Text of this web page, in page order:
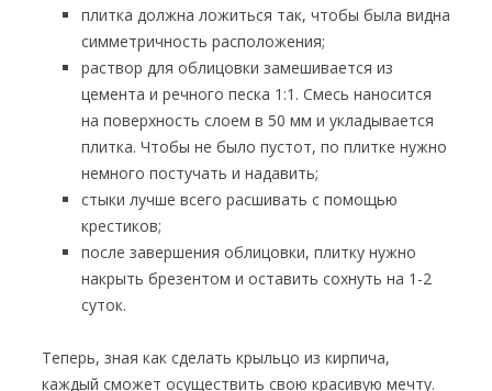
плитка должна ложиться так, чтобы была видна
симметричность расположения;
раствор для облицовки замешивается из
цемента и речного песка 1:1. Смесь наносится
на поверхность слоем в 50 мм и укладывается
плитка. Чтобы не было пустот, по плитке нужно
немного постучать и надавить;
стыки лучше всего расшивать с помощью
крестиков;
после завершения облицовки, плитку нужно
накрыть брезентом и оставить сохнуть на 1-2
суток.
Теперь, зная как сделать крыльцо из кирпича,
каждый сможет осуществить свою красивую мечту.